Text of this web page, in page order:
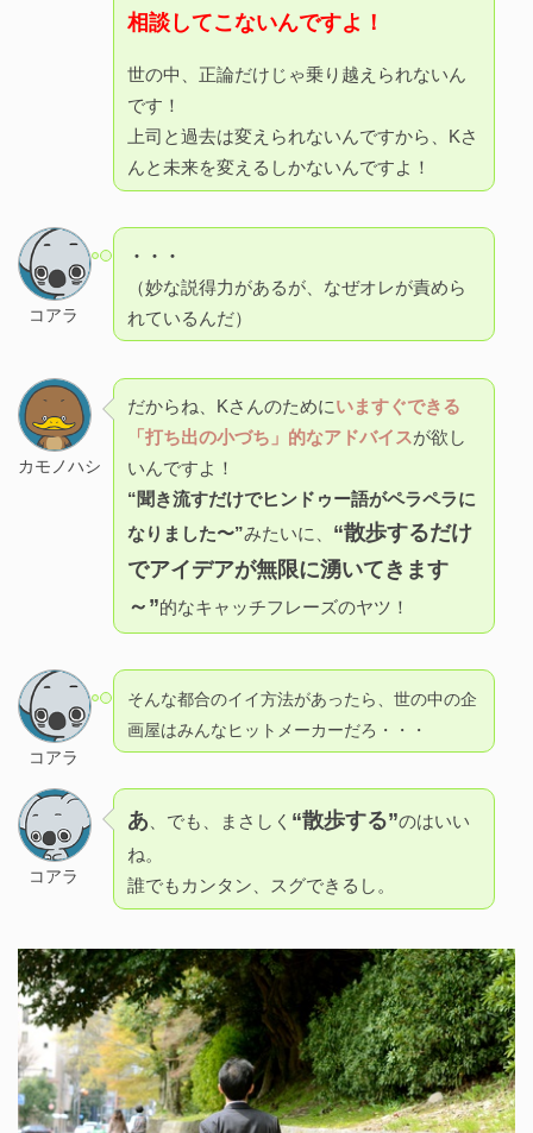
相談してこないんですよ！
世の中、正論だけじゃ乗り越えられないん
です！
上司と過去は変えられないんですから、Kさ
んと未来を変えるしかないんですよ！
コアラ
・・・
（妙な説得力があるが、なぜオレが責めら
れているんだ）
カモノハシ
だからね、Kさんのためにいますぐできる
「打ち出の小づち」的なアドバイスが欲し
いんですよ！
“聞き流すだけでヒンドゥー語がペラペラに
なりました〜”みたいに、 “散歩するだけ
でアイデアが無限に湧いてきます
～”的なキャッチフレーズのヤツ！
コアラ
そんな都合のイイ方法があったら、世の中の企
画屋はみんなヒットメーカーだろ・・・
コアラ
あ 、でも、まさしく “散歩する”のはいい
ね。
誰でもカンタン、スグできるし。